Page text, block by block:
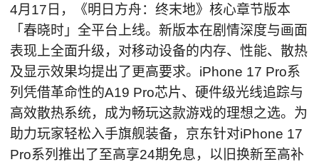
4月17日，《明日方舟：终末地》核心章节版本
「春晓时」全平台上线。新版本在剧情深度与画面
表现上全面升级，对移动设备的内存、性能、散热
及显示效果均提出了更高要求。iPhone 17 Pro系
列凭借革命性的A19 Pro芯片、硬件级光线追踪与
高效散热系统，成为畅玩这款游戏的理想之选。为
助力玩家轻松入手旗舰装备，京东针对iPhone 17
Pro系列推出了至高享24期免息，以旧换新至高补